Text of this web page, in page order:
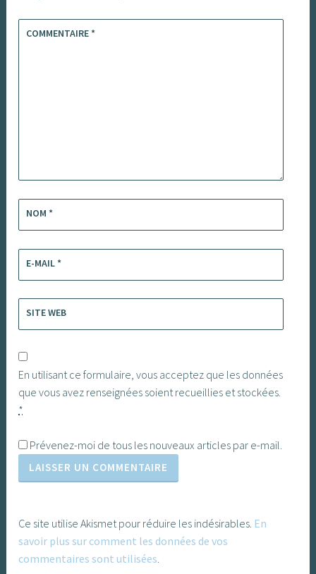
COMMENTAIRE*
NOM*
E-MAIL*
SITE WEB
En utilisant ce formulaire, vous acceptez que les données
que vous avez renseignées soient recueillies et stockées.
*
Prévenez-moi de tous les nouveaux articles par e-mail.
Ce site utilise Akismet pour réduire les indésirables. En
savoir plus sur comment les données de vos
commentaires sont utilisées